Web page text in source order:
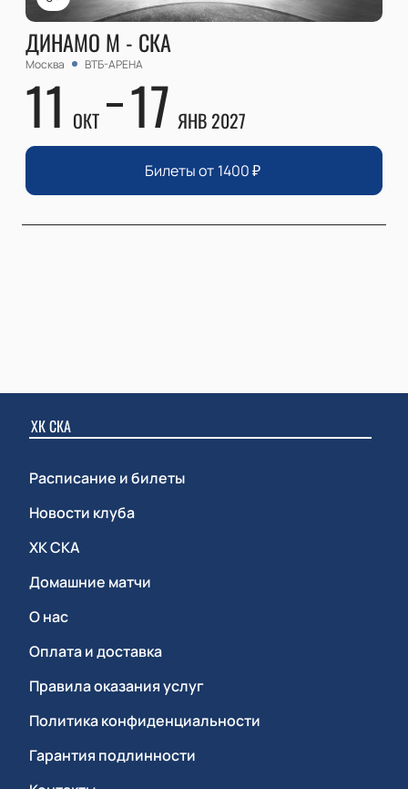
ДИНАМО М - СКА
Москва ВТБ-АРЕНА
11 ОКТ 17 ЯНВ 2027
Билеты от 1400₽
ХК СКА
Расписание и билеты
Новости клуба
ХК СКА
Домашние матчи
О нас
Оплата и доставка
Правила оказания услуг
Политика конфиденциальности
Гарантия подлинности